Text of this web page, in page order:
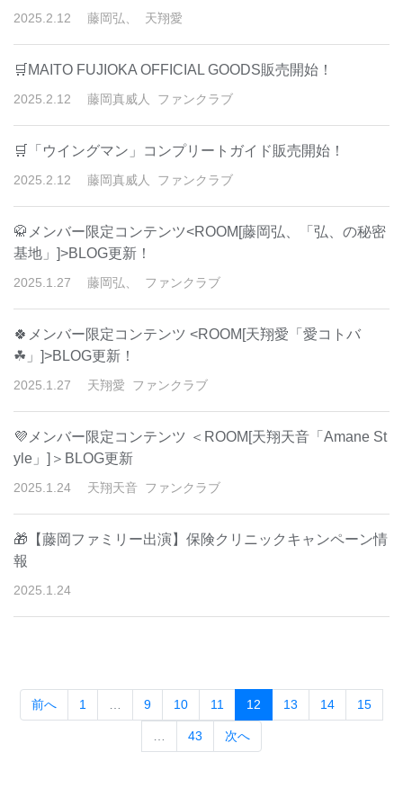
2025 2 12 藤岡弘、 天翔愛
🛒MAITO FUJIOKA OFFICIAL GOODS販売開始！
2025 2 12 藤岡真威人 ファンクラブ
🛒「ウイングマン」コンプリートガイド販売開始！
2025 2 12 藤岡真威人 ファンクラブ
🥋メンバー限定コンテンツ<ROOM[藤岡弘、「弘、の秘密
基地」]>BLOG更新！
2025 1 27 藤岡弘、 ファンクラブ
🍀メンバー限定コンテンツ <ROOM[天翔愛「愛コトバ
☘」]>BLOG更新！
2025 1 27 天翔愛 ファンクラブ
💜メンバー限定コンテンツ ＜ROOM[天翔天音「Amane St
yle」]＞BLOG更新
2025 1 24 天翔天音 ファンクラブ
🎁【藤岡ファミリー出演】保険クリニックキャンペーン情
報
2025 1 24
前へ 1 9 10 11 12 (current)
13 14 15
43 次へ